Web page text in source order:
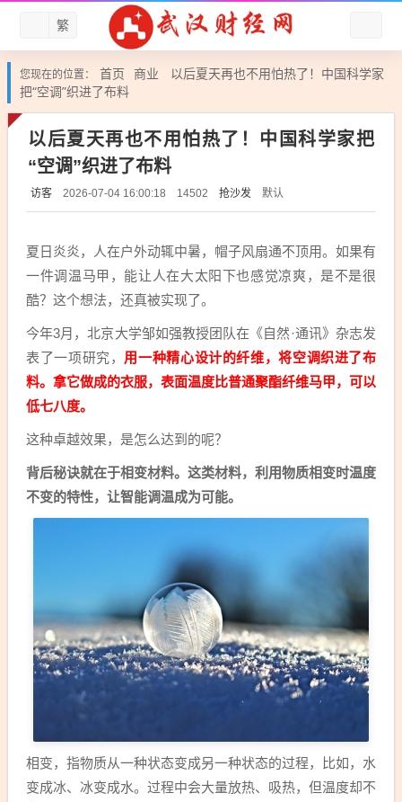
繁
您现在的位置： 首页 商业
以后夏天再也不用怕热了！中国科学家
把“空调”织进了布料
以后夏天再也不用怕热了！中国科学家把
“空调”织进了布料
访客 2026-07-04 16:00:18 14502 抢沙发 默认
夏日炎炎，人在户外动辄中暑，帽子风扇通不顶用。如果有
一件调温马甲，能让人在大太阳下也感觉凉爽，是不是很
酷？这个想法，还真被实现了。
今年3月，北京大学邹如强教授团队在《自然·通讯》杂志发
表了一项研究， 用一种精心设计的纤维，将空调织进了布
料。拿它做成的衣服，表面温度比普通聚酯纤维马甲，可以
低七八度。
这种卓越效果，是怎么达到的呢？
背后秘诀就在于相变材料。这类材料，利用物质相变时温度
不变的特性，让智能调温成为可能。
相变，指物质从一种状态变成另一种状态的过程，比如，水
变成冰、冰变成水。过程中会大量放热、吸热，但温度却不